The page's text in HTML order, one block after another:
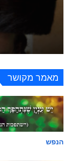
מאמר מקושר
הנפש